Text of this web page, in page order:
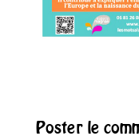
Poster le